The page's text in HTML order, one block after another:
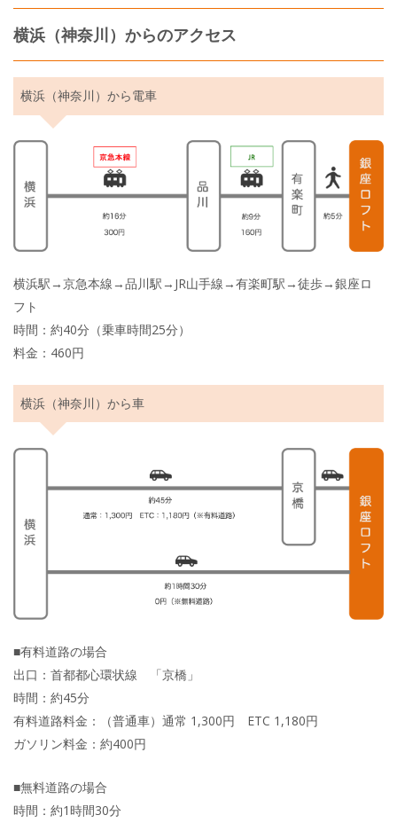
横浜（神奈川）からのアクセス
横浜（神奈川）から電車
横浜駅→京急本線→品川駅→JR山手線→有楽町駅→徒歩→銀座ロ
フト
時間：約40分（乗車時間25分）
料金：460円
横浜（神奈川）から車
■有料道路の場合
出口：首都都心環状線 「京橋」
時間：約45分
有料道路料金：（普通車）通常 1,300円 ETC 1,180円
ガソリン料金：約400円
■無料道路の場合
時間：約1時間30分